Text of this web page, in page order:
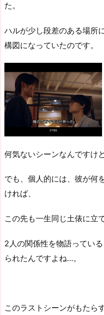
た。
ハルが少し段差のある場所
構図になっていたのです。
何気ないシーンなんですけど
でも、個人的には、彼が何
ければ、
この先も一生同じ土俵に立
2人の関係性を物語ってい
られたんですよね…。
このラストシーンがもたら